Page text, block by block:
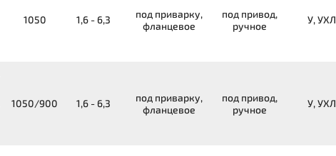
1050 1,6 - 6,3
под приварку,
фланцевое
под привод,
ручное
У, УХЛ
1050/900 1,6 - 6,3
под приварку,
фланцевое
под привод,
ручное
У, УХЛ